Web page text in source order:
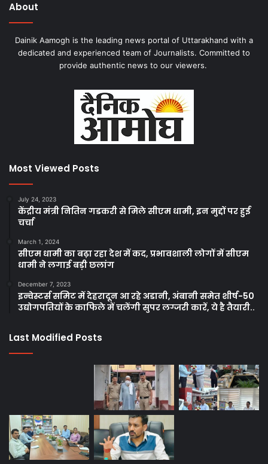
About
Dainik Aamogh is the leading news portal of Uttarakhand with a
dedicated and experienced team of Journalists. Committed to
provide authentic news to our viewers.
Most Viewed Posts
July 24, 2023
केंद्रीय मंत्री नितिन गडकरी से मिले सीएम धामी, इन मुद्दों पर हुई
चर्चा
March 1, 2024
सीएम धामी का बढ़ा रहा देश में कद, प्रभावशाली लोगों में सीएम
धामी ने लगाई बड़ी छलांग
December 7, 2023
इन्वेस्टर्स समिट में देहरादून आ रहे अडानी, अंबानी समेत शीर्ष-50
उद्योगपतियों के काफिले में चलेंगी सुपर लग्जरी कारें, ये है तैयारी..
Last Modified Posts